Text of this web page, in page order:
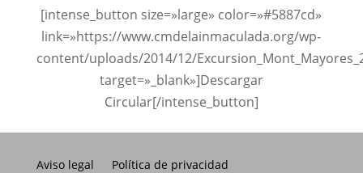
[intense_button size=»large» color=»#5887cd»
link=»https://www.cmdelainmaculada.org/wp-
content/uploads/2014/12/
target=»_blank»]Descargar
Circular[/intense_button]
Aviso legal Política de privacidad